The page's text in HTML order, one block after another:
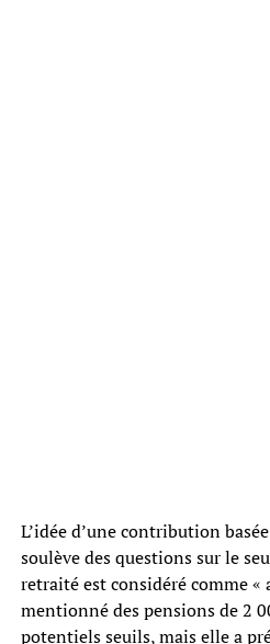
L’idée d’une contribution
soulève des questions sur le
retraité est considéré comme «
mentionné des pensions de 2
potentiels seuils, mais elle a